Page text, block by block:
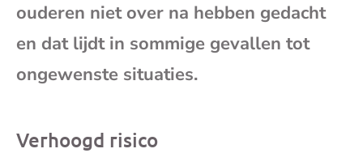
ouderen niet over na hebben gedacht
en dat lijdt in sommige gevallen tot
ongewenste situaties.
Verhoogd risico